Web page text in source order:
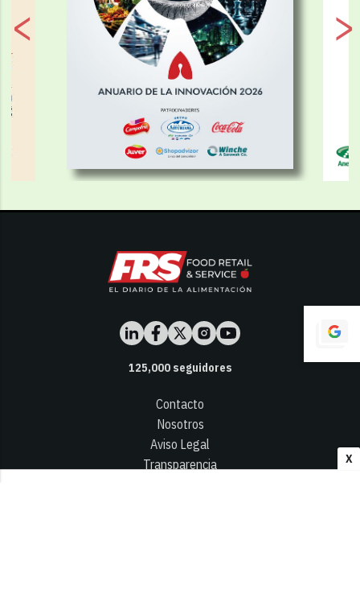
X
125,000seguidores
Contacto
Nosotros
Aviso Legal
Transparencia